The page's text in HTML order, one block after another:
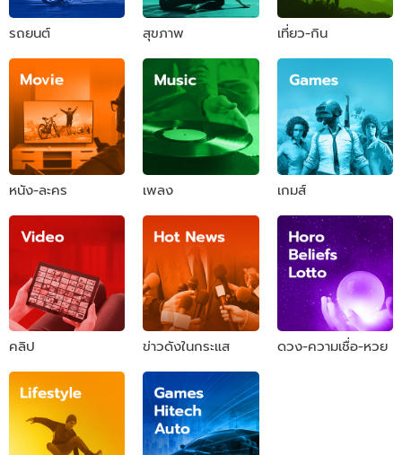
รถยนต์ สุขภาพ เที่ยว-กิน
หนัง-ละคร เพลง เกมส์
คลิป ข่าวดังในกระแส ดวง-ความเชื่อ-หวย